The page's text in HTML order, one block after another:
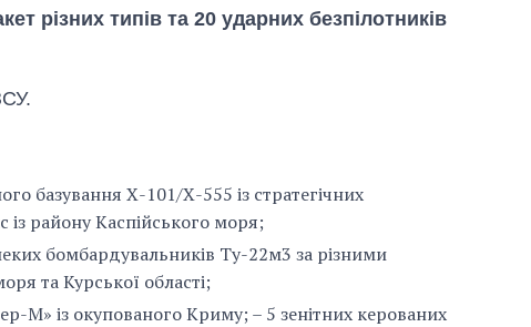
різних типів та 20 ударних безпілотників
базування Х-101/Х-555 із стратегічних
району Каспійського моря;
бомбардувальників Ту-22м3 за різними
та Курської області;
М» із окупованого Криму; – 5 зенітних керованих